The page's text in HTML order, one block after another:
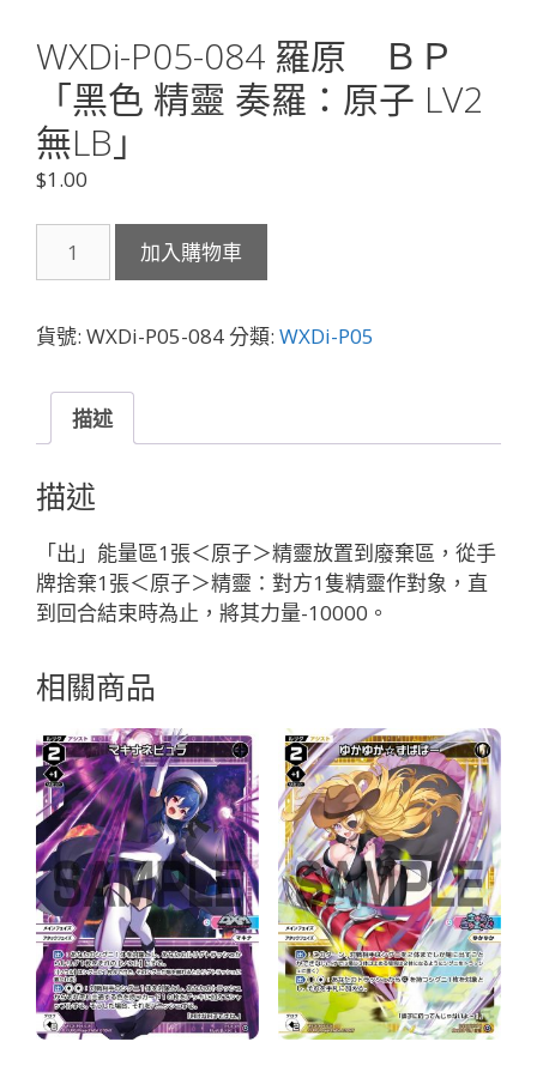
WXDi-P05-084 羅原 ＢＰ
「黑色 精靈 奏羅：原子 LV2
無LB」
$1.00
P05-
羅
Ｂ
「黑
色
精
靈
奏
羅：
原
LV2
LB」
數
量
加入購物車
貨號: WXDi-P05-084分類: WXDi-P05
描述
描述
「出」能量區1張＜原子＞精靈放置到廢棄區，從手
牌捨棄1張＜原子＞精靈：對方1隻精靈作對象，直
到回合結束時為止，將其力量-10000。
相關商品